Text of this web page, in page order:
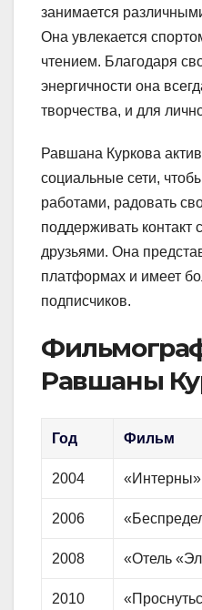
занимается
Она увлекается
чтением. Благодаря
энергичности она
творчества, и для
Равшана Куркова
социальные сети,
работами, радовать
поддерживать контакт
друзьями. Она
платформах и имеет
подписчиков.
Равшаны
Год Фильм
2004 «Интерны»
2006
2008 «Отель
2010